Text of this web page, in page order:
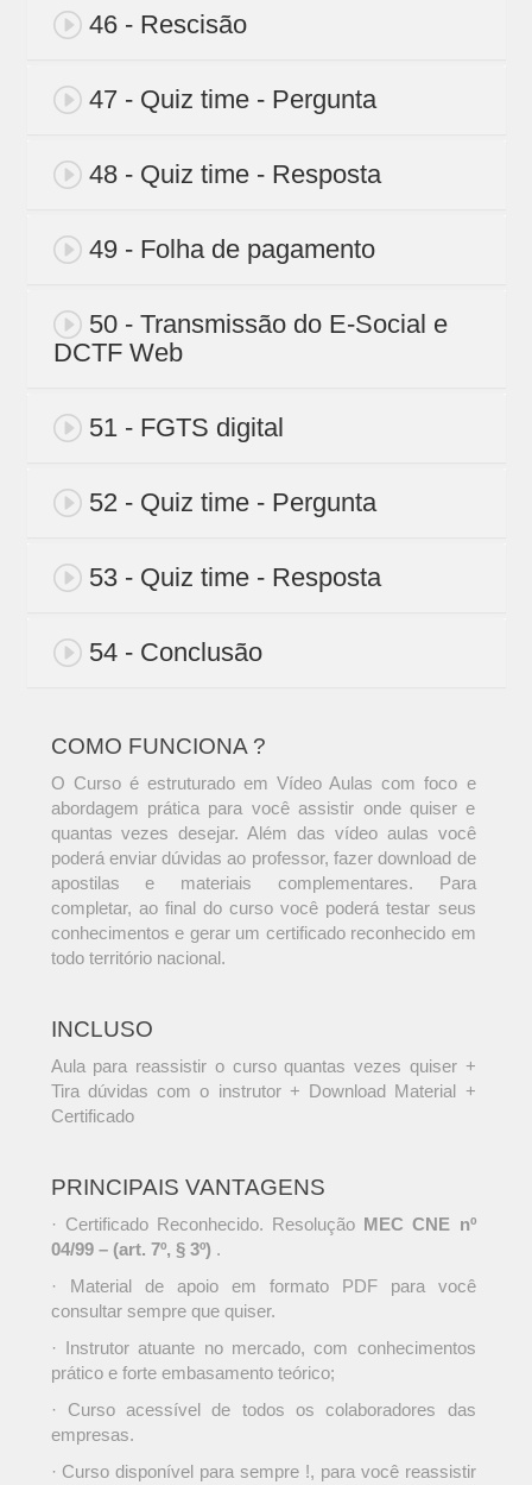
46 - Rescisão
47 - Quiz time - Pergunta
48 - Quiz time - Resposta
49 - Folha de pagamento
50 - Transmissão do E-Social e
DCTF Web
51 - FGTS digital
52 - Quiz time - Pergunta
53 - Quiz time - Resposta
54 - Conclusão
COMO FUNCIONA ?
O Curso é estruturado em Vídeo Aulas com foco e
abordagem prática para você assistir onde quiser e
quantas vezes desejar. Além das vídeo aulas você
poderá enviar dúvidas ao professor, fazer download de
apostilas e materiais complementares. Para
completar, ao final do curso você poderá testar seus
conhecimentos e gerar um certificado reconhecido em
todo território nacional.
INCLUSO
Aula para reassistir o curso quantas vezes quiser +
Tira dúvidas com o instrutor + Download Material +
Certificado
PRINCIPAIS VANTAGENS
· Certificado Reconhecido. Resolução MEC CNE nº
04/99 – (art. 7º, § 3º) .
· Material de apoio em formato PDF para você
consultar sempre que quiser.
· Instrutor atuante no mercado, com conhecimentos
prático e forte embasamento teórico;
· Curso acessível de todos os colaboradores das
empresas.
· Curso disponível para sempre !, para você reassistir